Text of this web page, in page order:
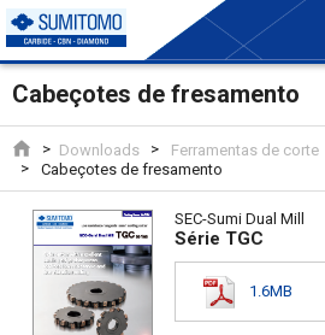
Cabeçotes de fresamento
Downloads
Ferramentas de corte
Cabeçotes de fresamento
SEC-Sumi Dual Mill
Série TGC
1.6MB